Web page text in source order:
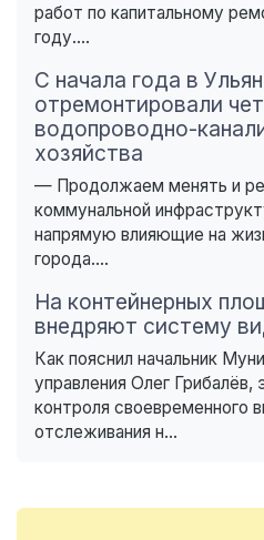
работ по капитальному
году....
С начала года в
отремонтировали
водопроводно-
хозяйства
— Продолжаем менять и
коммунальной
напрямую влияющие на
города....
На контейнерных
внедряют систему
Как пояснил начальник
управления Олег
контроля своевременного
отслеживания н...